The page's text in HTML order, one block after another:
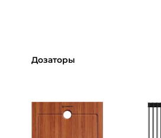
Дозаторы